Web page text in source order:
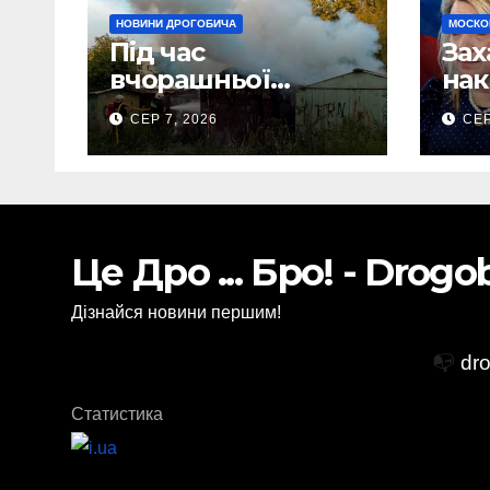
НОВИНИ ДРОГОБИЧА
Під час
вчорашньої
пожежі у
Дрогобичі:
“врятовано” 4
СЕР 7, 2026
Це Дро ... Бро! -
Дізнайся новини першим!
📭
Статистика